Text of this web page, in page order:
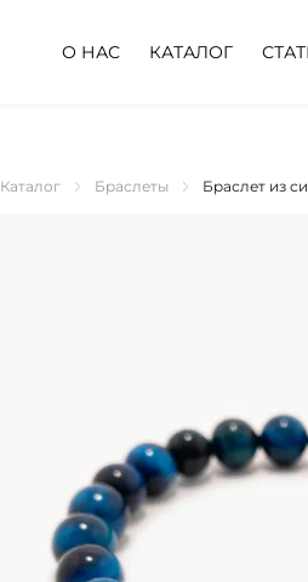
О НАС КАТАЛОГ
Каталог Браслеты Браслет из